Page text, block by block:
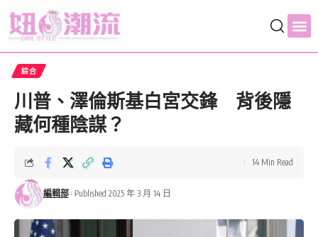
綜合
川普、澤倫斯基白宮交鋒 背後隱
藏何種陰謀？
編輯部 Published 2025 年 3 月 14 日
14 Min Read